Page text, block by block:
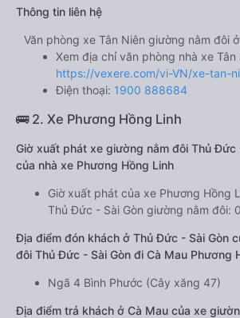
Thông tin liên hệ
Văn phòng xe Tân Niên giường nằm đôi
Xem địa chỉ văn phòng nhà xe Tân
https://vexere.com/vi-VN/xe-tan-
Điện thoại: 1900 888684
🚌 2. Xe Phương Hồng Linh
Giờ xuất phát xe giường nằm đôi Thủ Đức
của nhà xe Phương Hồng Linh
Giờ xuất phát của xe Phương Hồng
Thủ Đức - Sài Gòn giường nằm đôi:
Địa điểm đón khách ở Thủ Đức - Sài Gòn
đôi Thủ Đức - Sài Gòn đi Cà Mau Phương
Ngã 4 Bình Phước (Cây xăng 47)
Địa điểm trả khách ở Cà Mau của xe